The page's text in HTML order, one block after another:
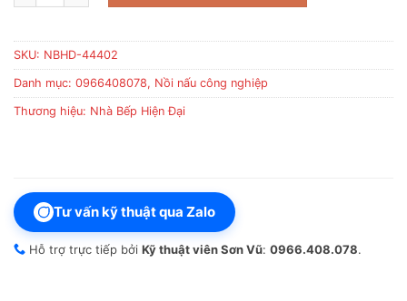
SKU: NBHD-44402
Danh mục: 0966408078, Nồi nấu công nghiệp
Thương hiệu: Nhà Bếp Hiện Đại
Tư vấn kỹ thuật qua Zalo
Hỗ trợ trực tiếp bởi Kỹ thuật viên Sơn Vũ: 0966.408.078.